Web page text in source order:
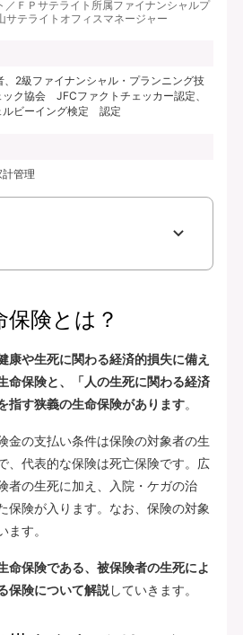
／ＦＰサテライト所属ファイナンシャルプ
サテライトオフィスマネージャー
2級ファイナンシャル・プランニング技
ク協会 JFCファクトチェッカー認定、
ルビーイング検定 認定
管理
保険とは？
康や生死に関わる経済的損失に備え
命保険と、「人の生死に関わる経済
指す狭義の生命保険があります。
金の支払い条件は保険の対象者の生
、代表的な保険は死亡保険です。広
者の生死に加え、入院・ケガの治
保険が入ります。なお、保険の対象
す。
命保険である、被保険者の生死によ
保険について解説していきます。